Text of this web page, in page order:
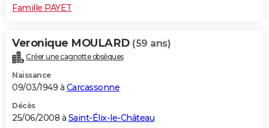
Famille PAYET
Veronique MOULARD (59 ans)
Créer une cagnotte obsèques
Naissance
09/03/1949 à Carcassonne
Décès
25/06/2008 à Saint-Élix-le-Château